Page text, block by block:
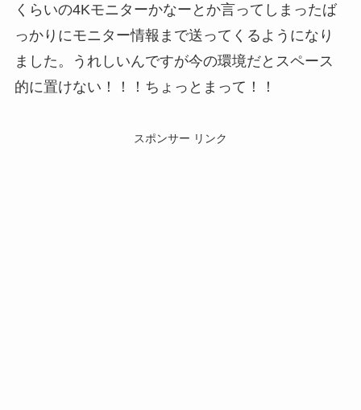
くらいの4Kモニターかなーとか言ってしまったば
っかりにモニター情報まで送ってくるようになり
ました。うれしいんですが今の環境だとスペース
的に置けない！！！ちょっとまって！！
スポンサー リンク